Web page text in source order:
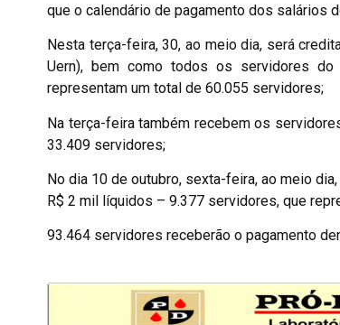
que o calendário de pagamento dos salários
Nesta terça-feira, 30, ao meio dia, será
Uern), bem como todos os servidores do
representam um total de 60.055 servidores;
Na terça-feira também recebem os
33.409 servidores;
No dia 10 de outubro, sexta-feira, ao meio
R$ 2 mil líquidos – 9.377 servidores, que
93.464 servidores receberão o pagamento